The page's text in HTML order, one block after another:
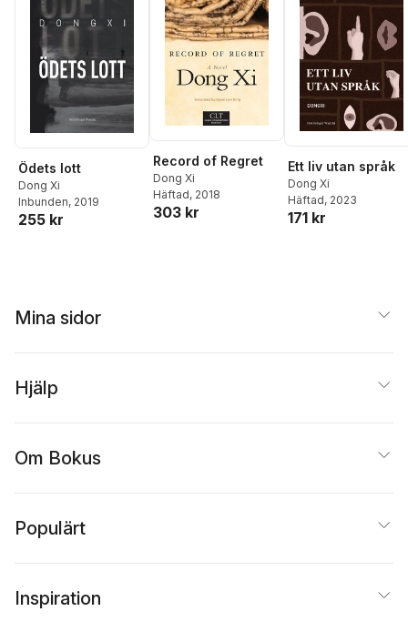
Ödets lott
Dong Xi
Inbunden, 2019
255 kr
Record of Regret
Dong Xi
Häftad, 2018
303 kr
Ett liv utan språk
Dong Xi
Häftad, 2023
171 kr
Mina sidor
Hjälp
Om Bokus
Populärt
Inspiration